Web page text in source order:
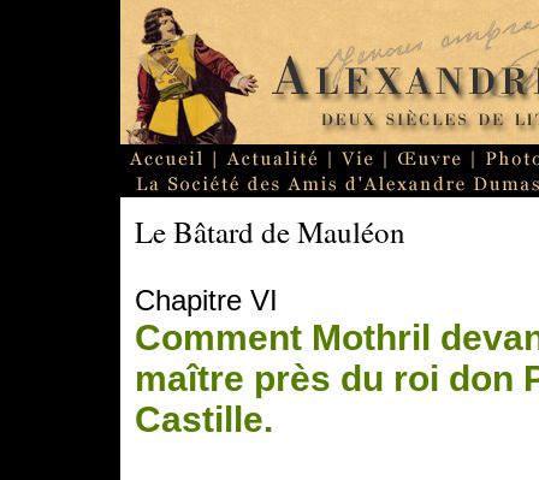
Le Bâtard de Mauléon
Chapitre VI
Comment Mothril
maître près du roi don
Castille.